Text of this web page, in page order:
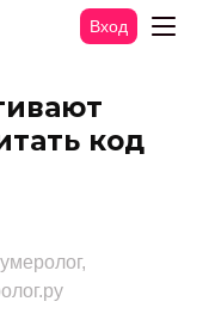
Вход
код